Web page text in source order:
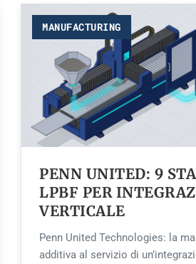
MANUFACTURING
PENN UNITED: 9
LPBF PER
VERTICALE
Penn United Technologies: la
additiva al servizio di